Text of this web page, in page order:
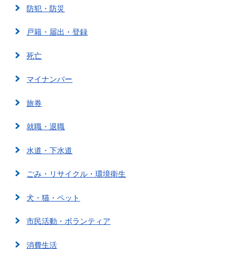
防犯・防災
戸籍・届出・登録
死亡
マイナンバー
旅券
就職・退職
水道・下水道
ごみ・リサイクル・環境衛生
犬・猫・ペット
市民活動・ボランティア
消費生活